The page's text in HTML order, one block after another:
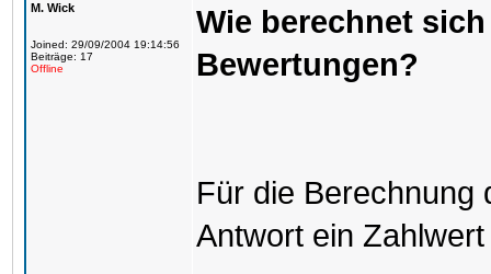
M. Wick
Joined: 29/09/2004 19:14:56
Beiträge: 17
Offline
Wie berechnet
Bewertungen?
Für die Berechnung
Antwort ein